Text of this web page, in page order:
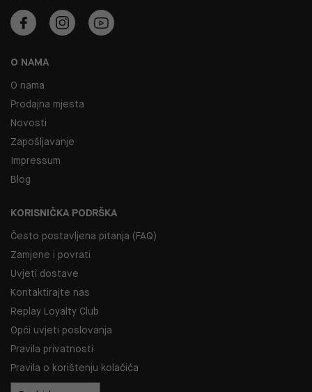
O NAMA
O nama
Prodajna mjesta
Novosti
Zapošljavanje
Impressum
Blog
KORISNIČKA PODRŠKA
Često postavljena pitanja (FAQ)
Zamjene i povrati
Uvjeti dostave
Kontaktirajte nas
Replay Loyalty Club
Opći uvjeti poslovanja
Pravila privatnosti
Pravila o korištenju kolačića